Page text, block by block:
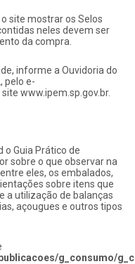
site mostrar os Selos
neles devem ser
da compra.
informe a Ouvidoria do
pelo e-
www.ipem.sp.gov.br.
o Guia Prático de
sobre o que observar na
eles, os embalados,
sobre itens que
a utilização de balanças
açougues e outros tipos
g_consumo/